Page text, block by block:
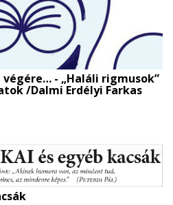
végére… - „Haláli rigmusok”
/Dalmi Erdélyi Farkas